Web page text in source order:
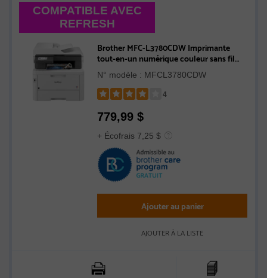
COMPATIBLE AVEC
REFRESH
Brother MFC-L3780CDW Imprimante
tout-en-un numérique couleur sans fil
avec copie, numérisation, télécopie, copie
et numérisation recto verso en un seul
passage, impression mobile et Gigabit
Ethernet
N° modèle : MFCL3780CDW
4
4
out
5
stars
779,99 $
+ Écofrais 7,25 $
Ajouter au panier
AJOUTER À LA LISTE